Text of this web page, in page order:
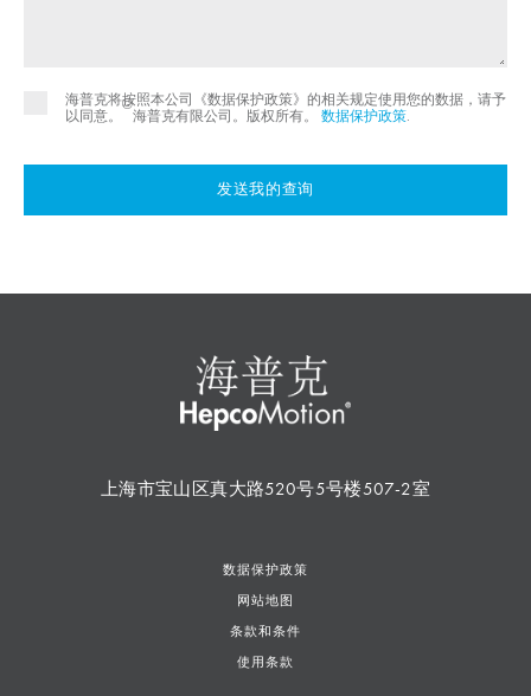
海普克将按照本公司《数据保护政策》的相关规定使用您的数据，请予
以同意。
©
海普克有限公司。版权所有。 数据保护政策.
发送我的查询
上海市宝山区真大路520号5号楼507-2室
数据保护政策
网站地图
条款和条件
使用条款